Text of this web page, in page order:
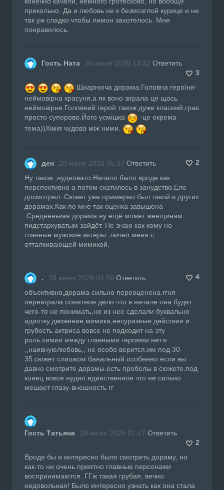
прикольно. Да и любовь не к безмозглой курице и не
так уж сладко чтобы лимон захотелось. Мне
понравилось.
Гость Ната 30 июня 2026 13:32 Ответить
3
Шиарнюча дорама.Головна героїня-
неймовірна красуня,а як воно зіграла-це щось
неймовірне.Головний герой також дуже класний,грає
просто суперово.Його усмішка
-це окрема
тема))Хімія чудова між ними.
ден 28 июня 2026 05:37 Ответить
2
Ну такое ,нудновато.Начало было вроде как
перспективно а потом скатилось в занудство.Еле
досмотрел .Сюжет уже примерно был такой в других
дорамах.Как по мне так оценка завышена
.Средненькая дорама ну ещё может женщинам
пидстаркуватым зайдёт. Не знаю как кому но
главные мужские актёры ,лично меня с
отталкивающей мимикой.
. 28 июня 2026 04:56 Ответить
4
объективно,дорама сильно переоценена.ггня
переиграла.понятное дело что в начале она будет
чего-то не понимать,но из нее сделали буквально
идиотку.движение,мимика,несуразные действия и
грубость актриса вовсе не подходит на эту
роль.химии между главными героями нет.в
,,наивнуюлюбовь,, не особо верится.им под 30-
35.сюжет слишком банальный.особенно если вы
давно смотрите дорамы.есть пробелы в сюжете.под
конец вовсе нудно.единственное что не сильно
мешает глазу-внешность гг
Гость Татьяна 28 июня 2026 01:47 Ответить
2
Вроде бы и интересно было смотреть дораму, но
как-то ни очень приятно главные персонажи
воспринимаются. ГГж такая грубая, вечно
недовольная! Было интересно узнать как она стала